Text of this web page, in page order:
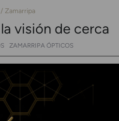
Zamarripa
visión de cerca
ZAMARRIPA ÓPTICOS